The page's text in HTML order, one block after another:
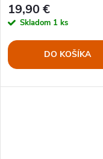
19,90 €
Skladom 1 ks
DO KOŠÍKA